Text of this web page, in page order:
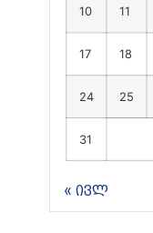
10 11
17 18
24 25
31
« ივლ